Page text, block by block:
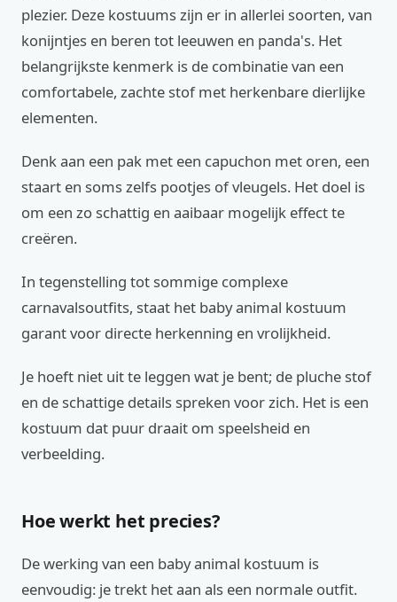
plezier. Deze kostuums zijn er in allerlei soorten, van
konijntjes en beren tot leeuwen en panda's. Het
belangrijkste kenmerk is de combinatie van een
comfortabele, zachte stof met herkenbare dierlijke
elementen.
Denk aan een pak met een capuchon met oren, een
staart en soms zelfs pootjes of vleugels. Het doel is
om een zo schattig en aaibaar mogelijk effect te
creëren.
In tegenstelling tot sommige complexe
carnavalsoutfits, staat het baby animal kostuum
garant voor directe herkenning en vrolijkheid.
Je hoeft niet uit te leggen wat je bent; de pluche stof
en de schattige details spreken voor zich. Het is een
kostuum dat puur draait om speelsheid en
verbeelding.
Hoe werkt het precies?
De werking van een baby animal kostuum is
eenvoudig: je trekt het aan als een normale outfit.